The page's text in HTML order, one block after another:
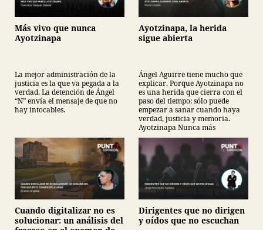
Más vivo que nunca
Ayotzinapa
La mejor administración de la
justicia es la que va pegada a la
verdad. La detención de Ángel
“N” envía el mensaje de que no
hay intocables.
Ayotzinapa, la herida
sigue abierta
Ángel Aguirre tiene mucho que
explicar. Porque Ayotzinapa no
es una herida que cierra con el
paso del tiempo: sólo puede
empezar a sanar cuando haya
verdad, justicia y memoria.
Ayotzinapa Nunca más
Cuando digitalizar no es
solucionar: un análisis del
Dirigentes que no dirigen
y oídos que no escuchan